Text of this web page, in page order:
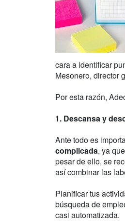
cara a identificar
Mesonero, director
Por esta razón,
1. Descansa y
Ante todo es
complicada, ya
pesar de ello, se
así combinar las
Planificar tus
búsqueda de
casi automatizada.